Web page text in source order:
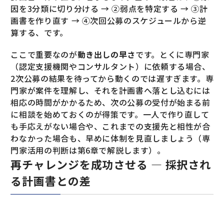
因を3分類に切り分ける → ②弱点を特定する → ③計
画書を作り直す → ④次回公募のスケジュールから逆
算する、です。
ここで重要なのが動き出しの早さです。とくに専門家
（認定支援機関やコンサルタント）に依頼する場合、
2次公募の結果を待ってから動くのでは遅すぎます。専
門家が案件を理解し、それを計画書へ落とし込むには
相応の時間がかかるため、次の公募の受付が始まる前
に相談を始めておくのが得策です。一人で作り直して
も手応えがない場合や、これまでの支援先と相性が合
わなかった場合も、早めに体制を見直しましょう（専
門家活用の判断は第6章で解説します）。
再チャレンジを成功させる — 採択され
る計画書との差